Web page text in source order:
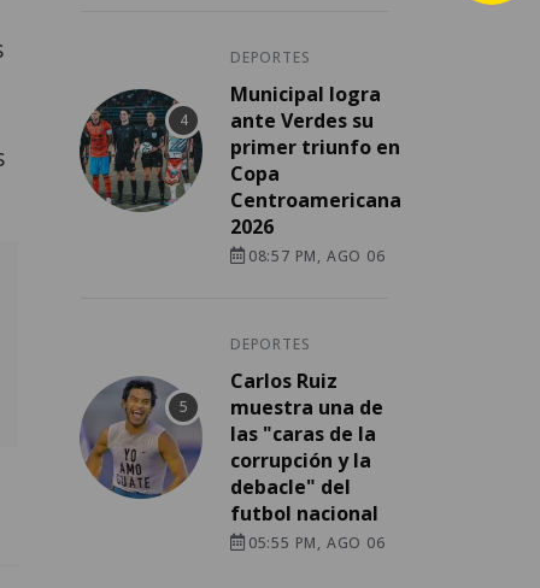
DEPORTES
Municipal logra
ante Verdes su
primer triunfo en
Copa
Centroamericana
2026
08:57 PM, AGO 06
DEPORTES
Carlos Ruiz
muestra una de
las "caras de la
corrupción y la
debacle" del
futbol nacional
05:55 PM, AGO 06